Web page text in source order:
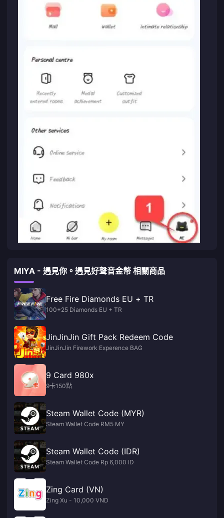
MIYA - 遇見你。遇見好聲音金幣 相關商品
Free Fire Diamonds EU + TR
100+25 Diamonds EU + TR
JinJinJin Gift Pack Redeem Code
JinJinJin Firework Experence BAG
9 Card 980x
9卡150點
Steam Wallet Code (MYR)
Steam Wallet Code RM5 MY
Steam Wallet Code (IDR)
Steam Wallet Code Rp 6,000 ID
Zing Card (VN)
Zing Xu - 10,000 VND